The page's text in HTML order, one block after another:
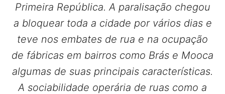
Primeira República. A paralisação chegou
a bloquear toda a cidade por vários dias e
teve nos embates de rua e na ocupação
de fábricas em bairros como Brás e Mooca
algumas de suas principais características.
A sociabilidade operária de ruas como a